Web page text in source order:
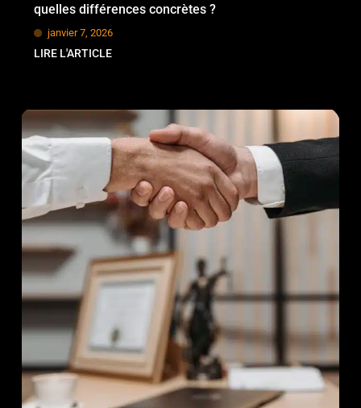
quelles différences concrètes ?
janvier 7, 2026
LIRE L'ARTICLE